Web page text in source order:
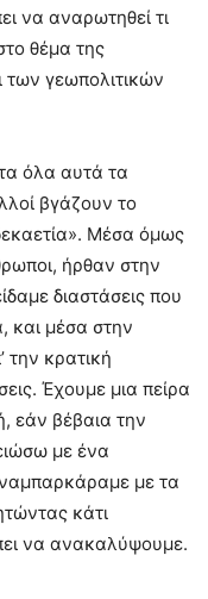
να αναρωτηθεί τι
θέμα της
γεωπολιτικών
όλα αυτά τα
βγάζουν το
Μέσα όμως
ήρθαν στην
διαστάσεις που
και μέσα στην
την κρατική
Έχουμε μια πείρα
εάν βέβαια την
με ένα
με τα
κάτι
να ανακαλύψουμε.